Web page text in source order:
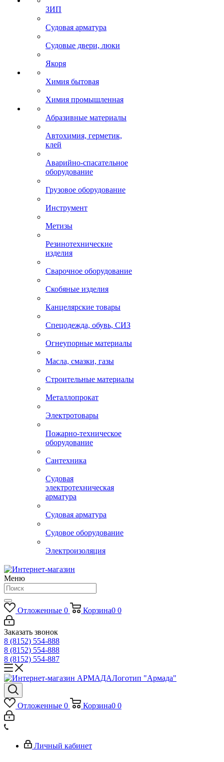
ЗИП
Судовая арматура
Судовые двери, люки
Якоря
Химия бытовая
Химия промышленная
Абразивные материалы
Автохимия, герметик,
клей
Аварийно-спасательное
оборудование
Грузовое оборудование
Инструмент
Метизы
Резинотехнические
изделия
Сварочное оборудование
Скобяные изделия
Канцелярские товары
Спецодежда, обувь, СИЗ
Огнеупорные материалы
Масла, смазки, газы
Строительные материалы
Металлопрокат
Электротовары
Пожарно-техническое
оборудование
Сантехника
Судовая
электротехническая
арматура
Судовая арматура
Судовое оборудование
Электроизоляция
Меню
Отложенные 0 Корзина0 0
Заказать звонок
8 (8152) 554-888
8 (8152) 554-888
8 (8152) 554-887
Логотип "Армада"
Отложенные 0 Корзина0 0
Личный кабинет